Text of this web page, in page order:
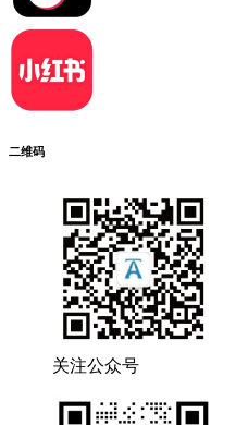
二维码
关注公众号